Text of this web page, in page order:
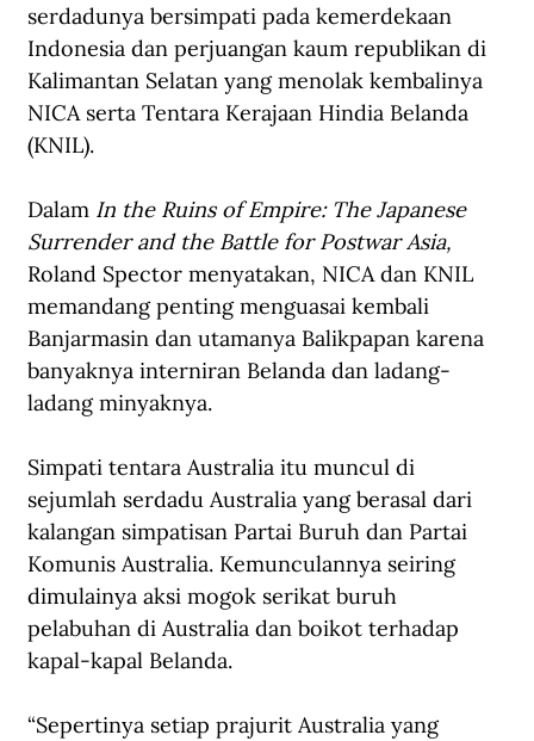
serdadunya bersimpati pada kemerdekaan
Indonesia dan perjuangan kaum republikan di
Kalimantan Selatan yang menolak kembalinya
NICA serta Tentara Kerajaan Hindia Belanda
(KNIL).
Dalam In the Ruins of Empire: The Japanese
Surrender and the Battle for Postwar Asia,
Roland Spector menyatakan, NICA dan KNIL
memandang penting menguasai kembali
Banjarmasin dan utamanya Balikpapan karena
banyaknya interniran Belanda dan ladang-
ladang minyaknya.
Simpati tentara Australia itu muncul di
sejumlah serdadu Australia yang berasal dari
kalangan simpatisan Partai Buruh dan Partai
Komunis Australia. Kemunculannya seiring
dimulainya aksi mogok serikat buruh
pelabuhan di Australia dan boikot terhadap
kapal-kapal Belanda.
“Sepertinya setiap prajurit Australia yang